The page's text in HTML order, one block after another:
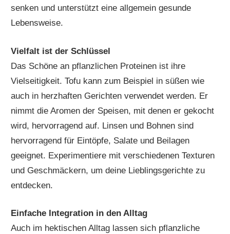
senken und unterstützt eine allgemein gesunde
Lebensweise.
Vielfalt ist der Schlüssel
Das Schöne an pflanzlichen Proteinen ist ihre
Vielseitigkeit. Tofu kann zum Beispiel in süßen wie
auch in herzhaften Gerichten verwendet werden. Er
nimmt die Aromen der Speisen, mit denen er gekocht
wird, hervorragend auf. Linsen und Bohnen sind
hervorragend für Eintöpfe, Salate und Beilagen
geeignet. Experimentiere mit verschiedenen Texturen
und Geschmäckern, um deine Lieblingsgerichte zu
entdecken.
Einfache Integration in den Alltag
Auch im hektischen Alltag lassen sich pflanzliche